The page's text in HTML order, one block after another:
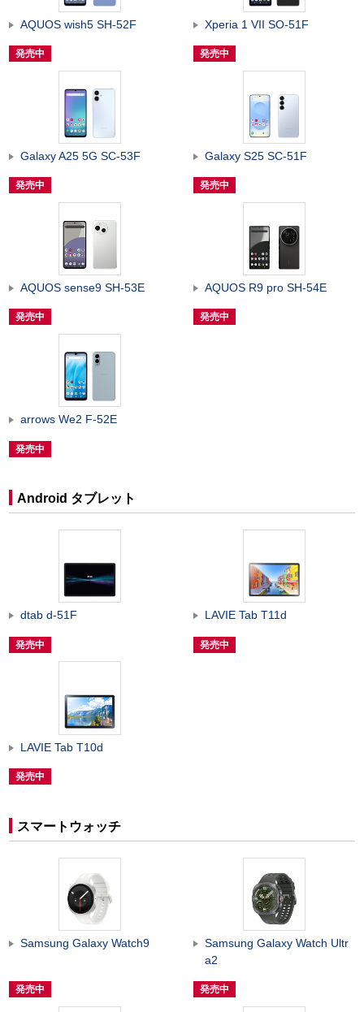
AQUOS wish5 SH-52F
発売中
Xperia 1 VII SO-51F
発売中
Galaxy A25 5G SC-53F
発売中
Galaxy S25 SC-51F
発売中
AQUOS sense9 SH-53E
発売中
AQUOS R9 pro SH-54E
発売中
arrows We2 F-52E
発売中
Android タブレット
dtab d-51F
発売中
LAVIE Tab T11d
発売中
LAVIE Tab T10d
発売中
スマートウォッチ
Samsung Galaxy Watch9
発売中
Samsung Galaxy Watch Ultr
a2
発売中